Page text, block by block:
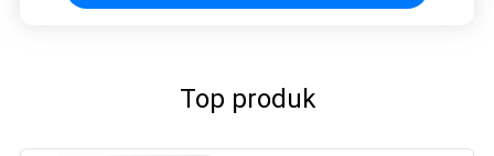
Top produk